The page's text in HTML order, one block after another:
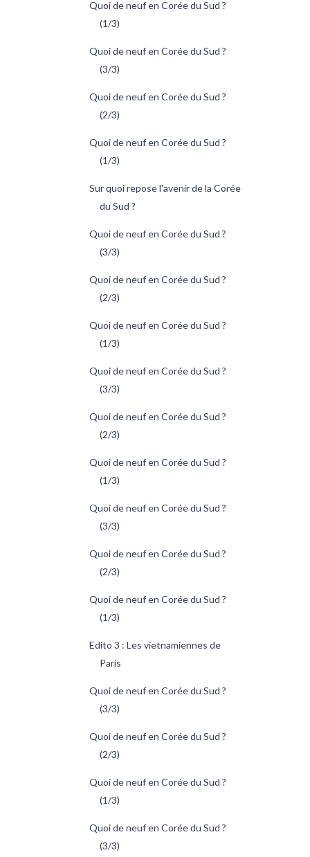
Quoi de neuf en Corée du Sud ?
(1/3)
Quoi de neuf en Corée du Sud ?
(3/3)
Quoi de neuf en Corée du Sud ?
(2/3)
Quoi de neuf en Corée du Sud ?
(1/3)
Sur quoi repose l'avenir de la Corée
du Sud ?
Quoi de neuf en Corée du Sud ?
(3/3)
Quoi de neuf en Corée du Sud ?
(2/3)
Quoi de neuf en Corée du Sud ?
(1/3)
Quoi de neuf en Corée du Sud ?
(3/3)
Quoi de neuf en Corée du Sud ?
(2/3)
Quoi de neuf en Corée du Sud ?
(1/3)
Quoi de neuf en Corée du Sud ?
(3/3)
Quoi de neuf en Corée du Sud ?
(2/3)
Quoi de neuf en Corée du Sud ?
(1/3)
Edito 3 : Les vietnamiennes de
Paris
Quoi de neuf en Corée du Sud ?
(3/3)
Quoi de neuf en Corée du Sud ?
(2/3)
Quoi de neuf en Corée du Sud ?
(1/3)
Quoi de neuf en Corée du Sud ?
(3/3)